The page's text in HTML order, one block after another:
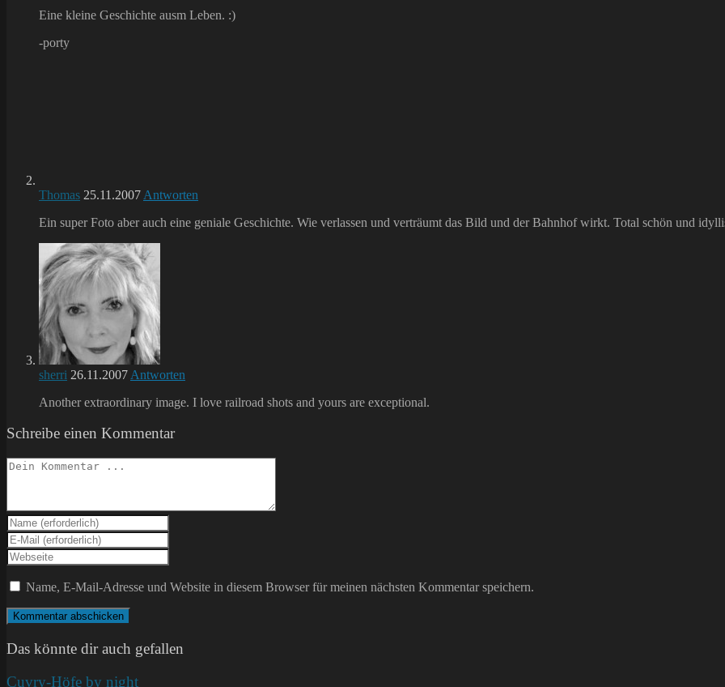
Eine kleine Geschichte ausm Leben. :)
-porty
Thomas 25.11.2007 Antworten
Ein super Foto aber auch eine geniale Geschichte. Wie verlassen und verträumt das Bild und der Bahnhof wirkt. Total schön und
sherri 26.11.2007 Antworten
Another extraordinary image. I love railroad shots and yours are exceptional.
Schreibe einen Kommentar
Kommentieren
Gib
deinen
Namen
oder
Benutzernamen
zum
Kommentieren
ein
Gib
deine
E-
Mail-
Adresse
zum
Kommentieren
Gib
deine
Website-
ein
(optional)
Name, E-Mail-Adresse und Website in diesem Browser für meinen nächsten Kommentar speichern.
Das könnte dir auch gefallen
Cuvry-Höfe by night